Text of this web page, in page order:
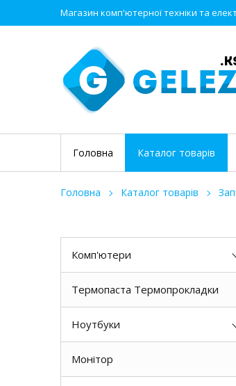
Магазин комп'ютерної техніки та
Головна Каталог товарів
Головна Каталог товарів
Комп'ютери
Термопаста Термопрокладки
Ноутбуки
Монітор